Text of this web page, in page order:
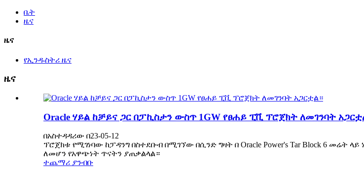
ቤት
ዜና
ዜና
የኢንዱስትሪ ዜና
ዜና
Oracle ሃይል ከቻይና ጋር በፓኪስታን ውስጥ 1GW የፀሐይ ፒቪ ፕሮጀክት ለመገንባት
በአስተዳዳሪው በ23-05-12
ፕሮጀክቱ የሚገነባው ከፓዳንግ በስተደቡብ በሚገኘው በሲንድ ግዛት በ Oracle Power's Tar Block 6 መሬት
ለመሆን የአዋጭነት ጥናትን ያጠቃልላል።
ተጨማሪ ያንብቡ